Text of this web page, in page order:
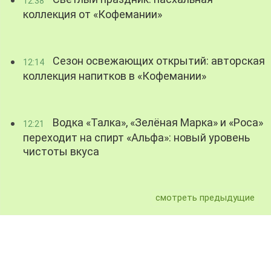
коллекция от «Кофемании»
12:14
Сезон освежающих открытий: авторская
коллекция напитков в «Кофемании»
12:21
Водка «Талка», «Зелёная Марка» и «Роса»
переходит на спирт «Альфа»: новый уровень
чистоты вкуса
смотреть предыдущие